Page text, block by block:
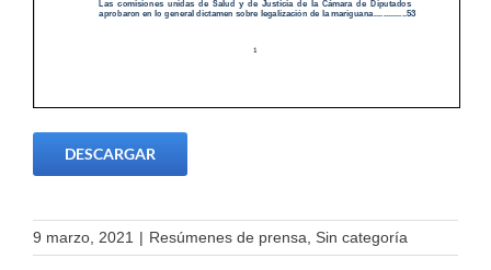
DESCARGAR
9 marzo, 2021 | Resúmenes de prensa, Sin categoría